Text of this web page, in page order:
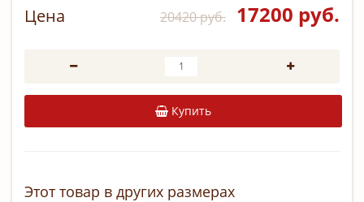
Цена 20420 руб. 17200 руб.
Купить
Этот товар в других размерах